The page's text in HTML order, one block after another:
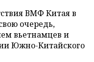
ВМФ Китая в
очередь,
вьетнамцев и
Южно-Китайского